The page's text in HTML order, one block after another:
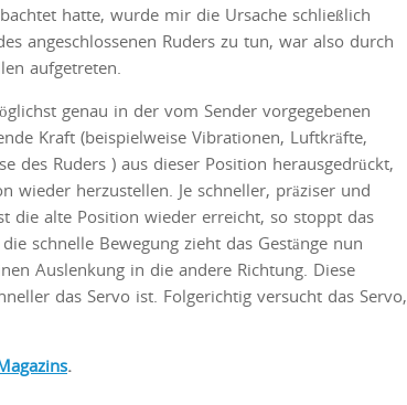
hatte, wurde mir die Ursache schließlich
angeschlossenen Ruders zu tun, war also durch
aufgetreten.
genau in der vom Sender vorgegebenen
Kraft (beispielweise Vibrationen, Luftkräfte,
des Ruders ) aus dieser Position herausgedrückt,
wieder herzustellen. Je schneller, präziser und
die alte Position wieder erreicht, so stoppt das
schnelle Bewegung zieht das Gestänge nun
Auslenkung in die andere Richtung. Diese
das Servo ist. Folgerichtig versucht das Servo,
.